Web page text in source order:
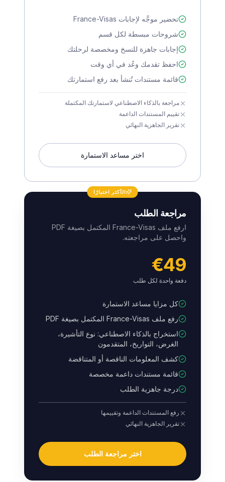
تحضير موجَّه لإجابات France-Visas
شروحات مبسطة لكل قسم
إجابات جاهزة للنسخ ومخصصة لرحلتك
احفظ تقدمك وعُد في أي وقت
قائمة مستندات تُنشأ بعد رفع استمارتك
مراجعة بالذكاء الاصطناعي لاستمارتك المكتملة
تقييم المستندات الداعمة
تقرير الجاهزية النهائي
اختر مساعد الاستمارة
الأكثر اختيارًا
مراجعة الطلب
ارفع ملف France-Visas المكتمل بصيغة PDF
واحصل على مراجعته.
€49
دفعة واحدة لكل طلب
كل مزايا مساعد الاستمارة
رفع ملف France-Visas المكتمل بصيغة PDF
استخراج بالذكاء الاصطناعي: نوع التأشيرة،
الغرض، التواريخ، المتقدمون
كشف المعلومات الناقصة أو المتناقضة
قائمة مستندات داعمة مخصصة
درجة جاهزية الطلب
رفع المستندات الداعمة وتقييمها
تقرير الجاهزية النهائي
اختر مراجعة الطلب